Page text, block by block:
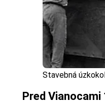
Stavebná
Pred